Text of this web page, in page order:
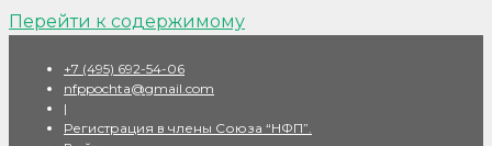
Перейти к содержимому
+7 (495) 692-54-06
nfppochta@gmail.com
|
Регистрация в члены Союза “НФП”.